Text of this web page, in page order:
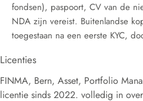
fondsen), paspoort, CV van de
NDA zijn vereist. Buitenlandse
toegestaan na een eerste KYC,
Licenties
FINMA, Bern, Asset, Portfolio
licentie sinds 2022. volledig in